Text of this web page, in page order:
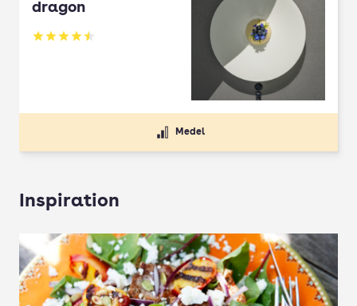
dragon
Betyg: 4.5 av 5
Medel
Inspiration